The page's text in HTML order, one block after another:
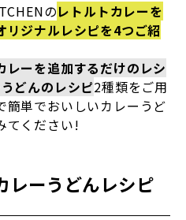
のレトルトカレーを
リジナルレシピを4つご紹
レーを追加するだけのレシ
どんのレシピ2種類をご用
簡単でおいしいカレーうど
てください!
レーうどんレシピ